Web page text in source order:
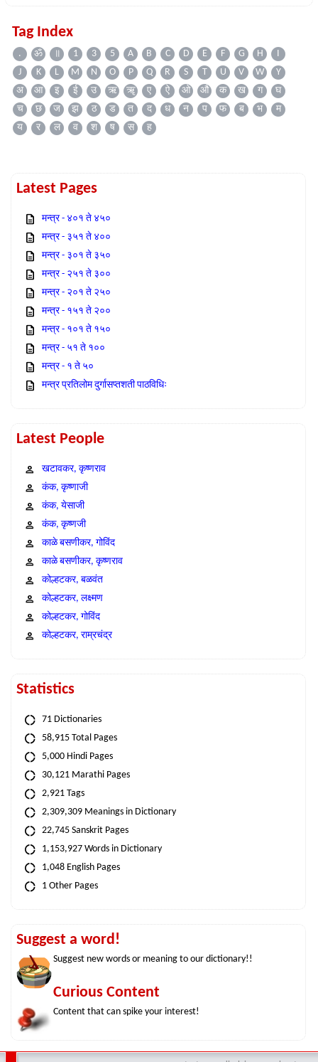
Tag Index
. ॐ ॥ 1 3 5 A B C D E F G H
I
J
K L M N O P Q R S T U V W
Y
अ
आ इ ई उ ऋ ॠ ए ऐ ओ औ क ख ग
घ
च
छ ज झ ठ ड त द ध न प फ ब भ
म
य
र ल व श ष स ह
Latest Pages
मन्त्र - ४०१ ते ४५०
मन्त्र - ३५१ ते ४००
मन्त्र - ३०१ ते ३५०
मन्त्र - २५१ ते ३००
मन्त्र - २०१ ते २५०
मन्त्र - १५१ ते २००
मन्त्र - १०१ ते १५०
मन्त्र - ५१ ते १००
मन्त्र - १ ते ५०
मन्त्र प्रतिलोम दुर्गासप्तशती पाठविधिः
Latest People
खटावकर, कृष्णराव
कंक, कृष्णाजी
कंक, येसाजी
कंक, कृष्णजी
काळे बसणीकर, गोविंद
काळे बसणीकर, कृष्णराव
कोल्हटकर, बळवंत
कोल्हटकर, लक्ष्मण
कोल्हटकर, गोविंद
कोल्हटकर, राम्रचंद्र
Statistics
71 Dictionaries
58,915 Total Pages
5,000 Hindi Pages
30,121 Marathi Pages
2,921 Tags
2,309,309 Meanings in Dictionary
22,745 Sanskrit Pages
1,153,927 Words in Dictionary
1,048 English Pages
1 Other Pages
Suggest a word!
Suggest new words or meaning to our dictionary!!
Curious Content
Content that can spike your interest!